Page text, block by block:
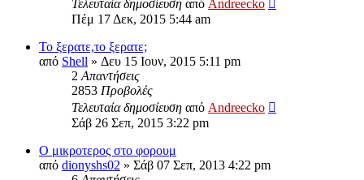
Τελευταία δημοσίευση από Andreecko
Πέμ 17 Δεκ, 2015 5:44 am
Το ξερατε,το ξερατε;
από Shell » Δευ 15 Ιουν, 2015 5:11 pm
2 Απαντήσεις
2853 Προβολές
Τελευταία δημοσίευση από Andreecko
Σάβ 26 Σεπ, 2015 3:22 pm
O μικροτερος στο φορουμ
από dionyshs02 » Σάβ 07 Σεπ, 2013 4:22 pm